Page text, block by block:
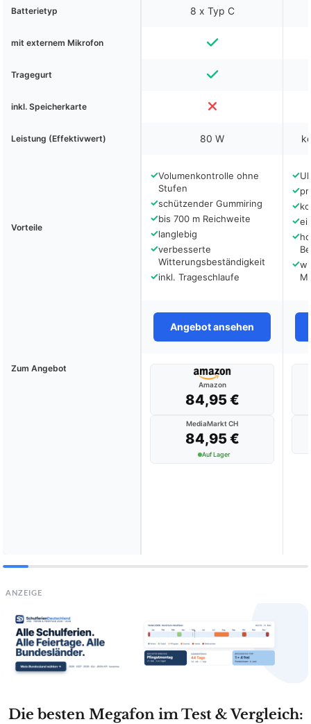
Batterietyp 8 x Typ C
mit externem Mikrofon
Tragegurt
inkl. Speicherkarte
Leistung (Effektivwert) 80 W
Vorteile
✓Volumenkontrolle ohne
Stufen
✓schützender Gummiring
✓bis 700 m Reichweite
✓langlebig
✓verbesserte
Witterungsbeständigkeit
✓inkl. Trageschlaufe
✓
✓
✓
✓
✓
✓
Angebot ansehen
Zum Angebot
Amazon
84,95 €
MediaMarkt CH
84,95 €
Auf Lager
ANZEIGE
Die besten Megafon im Test & Vergleich: